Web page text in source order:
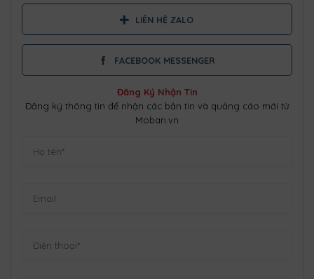
LIÊN HỆ ZALO
FACEBOOK MESSENGER
Đăng Ký Nhận Tin
Đăng ký thông tin để nhận các bản tin và quảng cáo mới từ
Moban.vn